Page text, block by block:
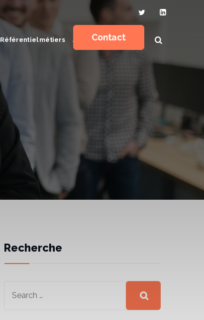
Référentiel métiers ActualitésContact
Recherche